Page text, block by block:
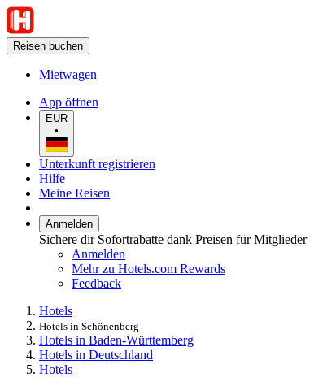
Reisen buchen
Mietwagen
App öffnen
EUR
•
Unterkunft registrieren
Hilfe
Meine Reisen
Anmelden
Sichere dir Sofortrabatte dank Preisen für Mitglieder
Anmelden
Mehr zu Hotels.com Rewards
Feedback
Hotels
Hotels in Schönenberg
Hotels in Baden-Württemberg
Hotels in Deutschland
Hotels